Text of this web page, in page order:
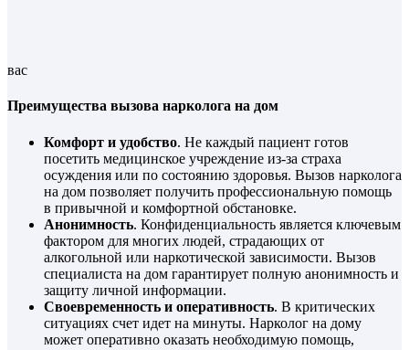
вас
Преимущества вызова нарколога на дом
Комфорт и удобство. Не каждый пациент готов
посетить медицинское учреждение из-за страха
осуждения или по состоянию здоровья. Вызов нарколога
на дом позволяет получить профессиональную помощь
в привычной и комфортной обстановке.
Анонимность. Конфиденциальность является ключевым
фактором для многих людей, страдающих от
алкогольной или наркотической зависимости. Вызов
специалиста на дом гарантирует полную анонимность и
защиту личной информации.
Своевременность и оперативность. В критических
ситуациях счет идет на минуты. Нарколог на дому
может оперативно оказать необходимую помощь,